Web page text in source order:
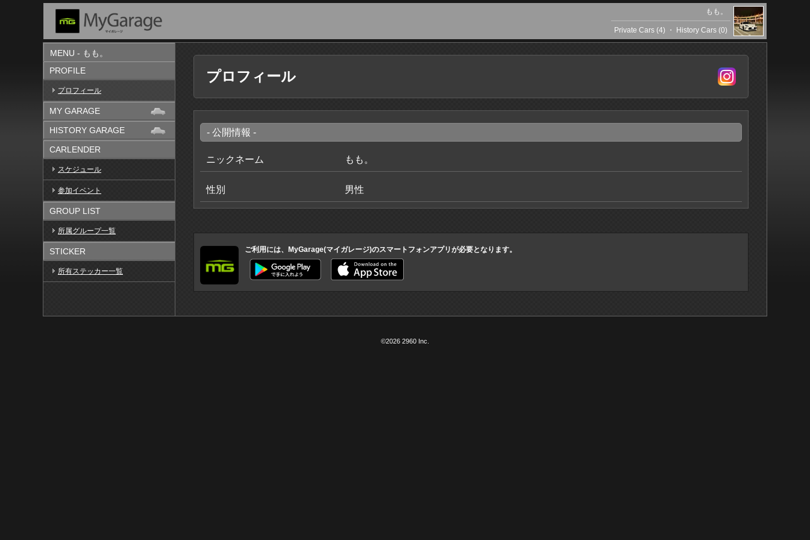
もも。
Private Cars (4) ・ History Cars (0)
MENU - もも。
PROFILE
プロフィール
MY GARAGE
HISTORY GARAGE
CARLENDER
スケジュール
参加イベント
GROUP LIST
所属グループ一覧
STICKER
所有ステッカー一覧
プロフィール
- 公開情報 -
ニックネーム もも。
性別 男性
ご利用には、MyGarage(マイガレージ)のスマートフォンアプリが必要となります。
©2026 2960 Inc.